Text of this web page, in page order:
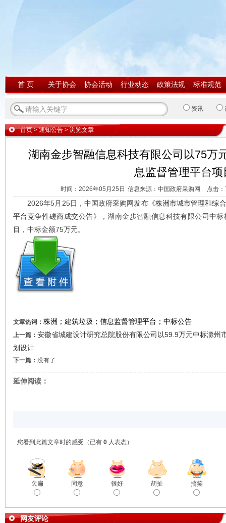
首 页 关于协会 协会活动 行业动态 政策法规 标准规范
资讯
首页>通知公告 > 浏览文章
湖南金步智融信息科技有限公司以75万
息监督管理平台项
时间：2026年05月25日 信息来源：中国政府采购网 点击：
2026年5月25日，中国政府采购网发布《株洲市城市管理和综
平台竞争性磋商成交公告》，湖南金步智融信息科技有限公司中
目，中标金额75万元。
文章热词： 株洲；建筑垃圾；信息监督管理平台；中标公告
上一篇： 安徽省城建设计研究总院股份有限公司以59.9万元中标滁州
划设计
下一篇： 没有了
延伸阅读：
您看到此篇文章时的感受 （已有 0 人表态）
欠扁 同意 很好 胡扯 搞笑
网友评论